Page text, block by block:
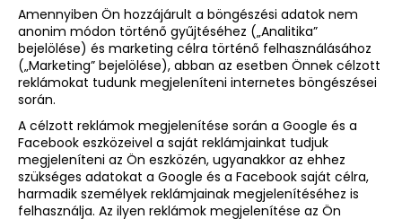
Amennyiben Ön hozzájárult a böngészési adatok nem
anonim módon történő gyűjtéséhez („Analitika”
bejelölése) és marketing célra történő felhasználásához
(„Marketing” bejelölése), abban az esetben Önnek célzott
reklámokat tudunk megjeleníteni internetes böngészései
során.
A célzott reklámok megjelenítése során a Google és a
Facebook eszközeivel a saját reklámjainkat tudjuk
megjeleníteni az Ön eszközén, ugyanakkor az ehhez
szükséges adatokat a Google és a Facebook saját célra,
harmadik személyek reklámjainak megjelenítéséhez is
felhasználja. Az ilyen reklámok megjelenítése az Ön